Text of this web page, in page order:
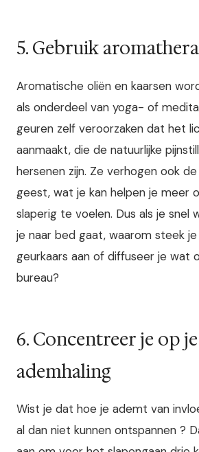
5. Gebruik
Aromatische oliën en kaarsen
als onderdeel van yoga- of
geuren zelf veroorzaken dat het
aanmaakt, die de natuurlijke
hersenen zijn. Ze verhogen ook
geest, wat je kan helpen je meer
slaperig te voelen. Dus als je snel
je naar bed gaat, waarom steek
geurkaars aan of diffuseer je wat
bureau?
6. Concentreer je op je
ademhaling
Wist je dat hoe je ademt van
al dan niet kunnen ontspannen ?